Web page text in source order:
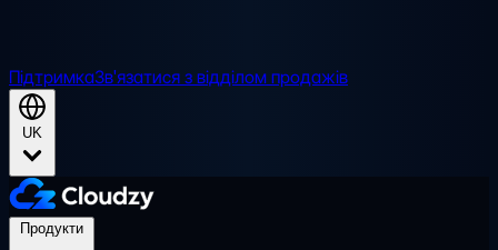
ПідтримкаЗв'язатися з відділом продажів
UK